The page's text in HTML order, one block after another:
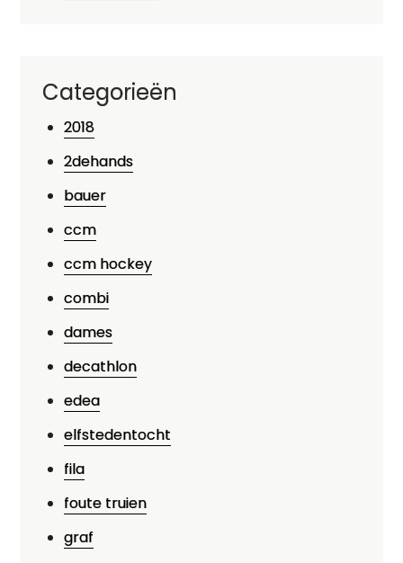
Categorieën
2018
2dehands
bauer
ccm
ccm hockey
combi
dames
decathlon
edea
elfstedentocht
fila
foute truien
graf